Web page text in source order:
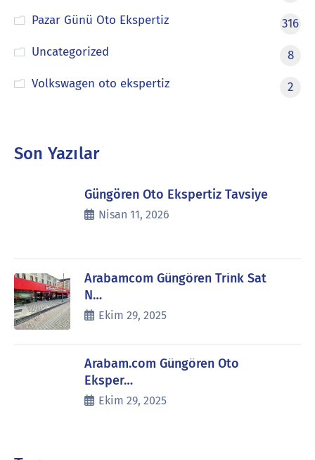
Pazar Günü Oto Ekspertiz
316
Uncategorized
8
Volkswagen oto ekspertiz
2
Son Yazılar
Güngören Oto Ekspertiz Tavsiye
Nisan 11, 2026
Arabamcom Güngören Trink Sat
N…
Ekim 29, 2025
Arabam.com Güngören Oto
Eksper…
Ekim 29, 2025